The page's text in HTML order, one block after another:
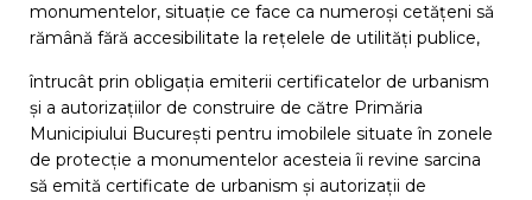
monumentelor, situație ce face ca numeroși cetățeni să
rămână fără accesibilitate la rețelele de utilități publice,
întrucât prin obligația emiterii certificatelor de urbanism
și a autorizațiilor de construire de către Primăria
Municipiului București pentru imobilele situate în zonele
de protecție a monumentelor acesteia îi revine sarcina
să emită certificate de urbanism și autorizații de